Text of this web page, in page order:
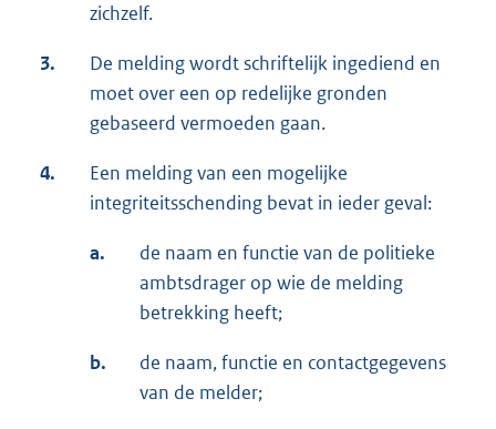
zichzelf.
3.
De melding wordt schriftelijk ingediend en
moet over een op redelijke gronden
gebaseerd vermoeden gaan.
4.
Een melding van een mogelijke
integriteitsschending bevat in ieder geval:
a.
de naam en functie van de politieke
ambtsdrager op wie de melding
betrekking heeft;
b.
de naam, functie en contactgegevens
van de melder;